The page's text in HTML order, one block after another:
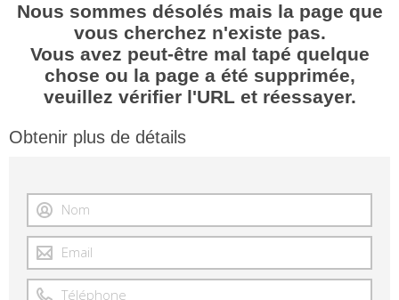
Nous sommes désolés mais la page que
vous cherchez n'existe pas.
Vous avez peut-être mal tapé quelque
chose ou la page a été supprimée,
veuillez vérifier l'URL et réessayer.
Obtenir plus de détails